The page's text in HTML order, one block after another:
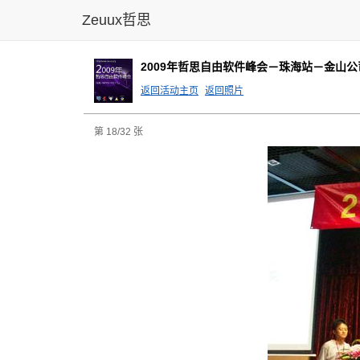
Zeuux哲思
2009年哲思自由软件峰会－珠海站－金山
返回活动主页 返回照片
第 18/32 张